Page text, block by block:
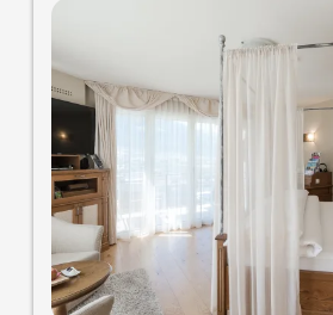
Sonnenschlössl.